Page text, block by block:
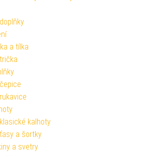
a tílka
kalhoty
a šortky
a svetry